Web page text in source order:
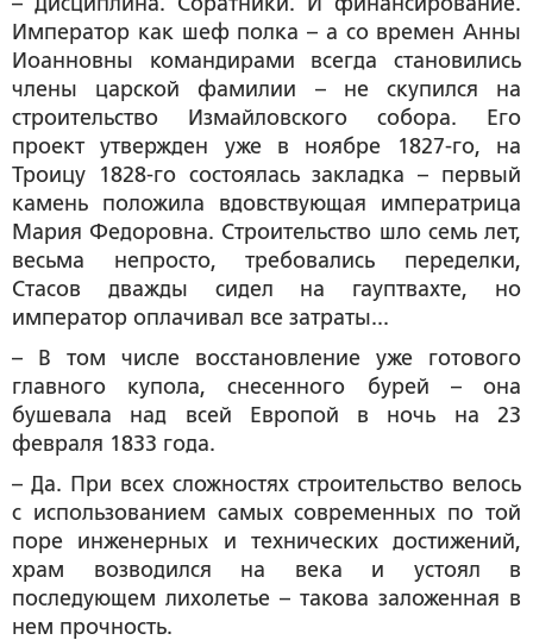
Император как шеф полка – а со времен Анны
Иоанновны командирами всегда становились
члены царской фамилии – не скупился на
строительство Измайловского собора. Его
проект утвержден уже в ноябре 1827-го, на
Троицу 1828-го состоялась закладка – первый
камень положила вдовствующая императрица
Мария Федоровна. Строительство шло семь лет,
весьма непросто, требовались переделки,
Стасов дважды сидел на гауптвахте, но
император оплачивал все затраты...
– В том числе восстановление уже готового
главного купола, снесенного бурей – она
бушевала над всей Европой в ночь на 23
февраля 1833 года.
– Да. При всех сложностях строительство велось
с использованием самых современных по той
поре инженерных и технических достижений,
храм возводился на века и устоял в
последующем лихолетье – такова заложенная в
нем прочность.